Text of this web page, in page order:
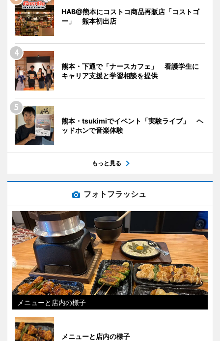
HAB@熊本にコストコ商品再販店「コストゴ
ー」 熊本初出店
熊本・下通で「ナースカフェ」 看護学生に
キャリア支援と学習相談を提供
熊本・tsukimiでイベント「実験ライブ」 ヘ
ッドホンで音楽体験
もっと見る
フォトフラッシュ
メニューと店内の様子
メニューと店内の様子